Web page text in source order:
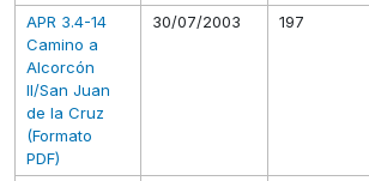
APR 3.4-14
Camino a
Alcorcón
II/San Juan
de la Cruz
(Formato
PDF)
30/07/2003 197